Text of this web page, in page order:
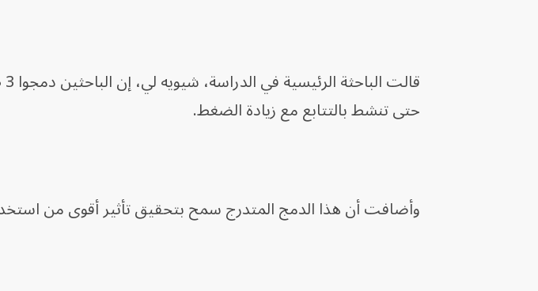
حتى تنشط بالتتابع مع زيادة الضغط.
وأضافت أن هذا الدمج المتدرج سمح بتحقيق تأثير أقوى من